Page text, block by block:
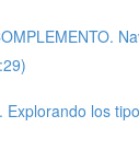
Explorando los